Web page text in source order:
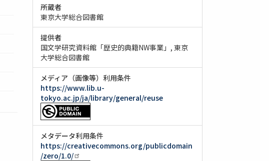
所蔵者
東京大学総合図書館
提供者
国文学研究資料館「歴史的典籍NW事業」
東京
大学総合図書館
メディア（画像等）利用条件
https://www.lib.u-
tokyo.ac.jp/ja/library/general/reuse
メタデータ利用条件
https://creativecommons.org/publicdomain
/zero/1.0/